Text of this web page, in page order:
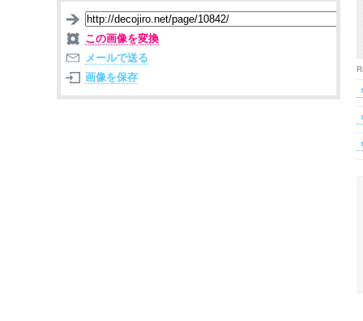
この画像を変換
メールで送る
画像を保存